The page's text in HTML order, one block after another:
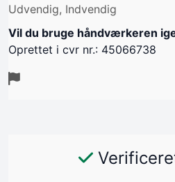
Udvendig, Indvendig
Vil du bruge håndværkeren
Oprettet i cvr nr.: 45066738